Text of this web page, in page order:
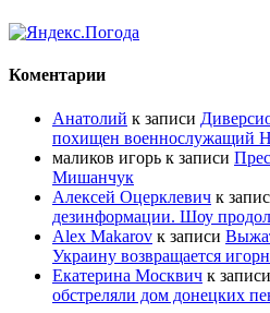
Коментарии
Анатолий к записи
похищен военнослужащий
маликов игорь к записи
Мишанчук
Алексей Оцерклевич к
дезинформации. Шоу
Alex Makarov к записи
Украину возвращается
Екатерина Москвич к записи
обстреляли дом донецких